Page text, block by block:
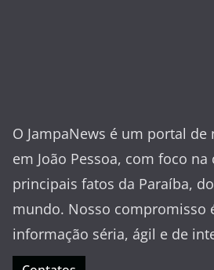
O JampaNews é um portal
em João Pessoa, com foco
principais fatos da Paraíba,
mundo. Nosso compromisso
informação séria, ágil e de